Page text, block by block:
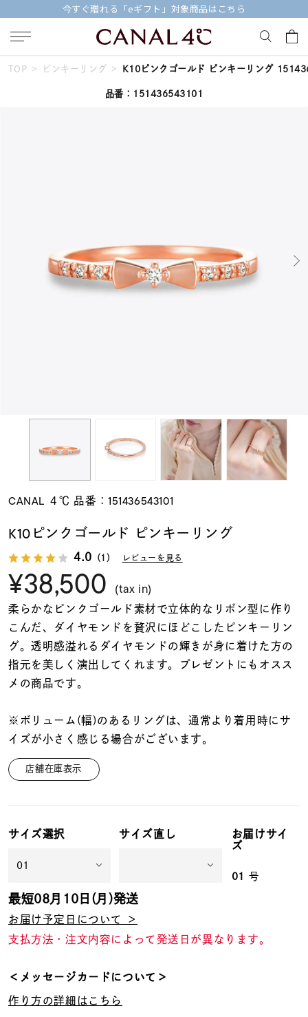
今すぐ贈れる「eギフト」対象商品はこちら
キーワードで検索する
カテゴリー すべてのピンキーリング
ファッションテイス
ト
着用シーン
コレクション
リングサイズ
～
メンズ
在庫 在庫ありのみ
TOP ピンキーリング K10ピンクゴールド ピンキーリング
品番：151436543101
CANAL ４℃ 品番：151436543101
K10ピンクゴールド ピンキーリング
4.0 （1） レビューを見る
¥38,500 (tax in)
柔らかなピンクゴールド素材で立体的なリボン型に作り
こんだ、ダイヤモンドを贅沢にほどこしたピンキーリン
グ。透明感溢れるダイヤモンドの輝きが身に着けた方の
指元を美しく演出してくれます。プレゼントにもオスス
メの商品です。
※ボリューム(幅)のあるリングは、通常より着用時にサ
イズが小さく感じる場合がございます。
店舗在庫表示
サイズ選択 サイズ直し
お届けサイ
ズ
01 号
最短08月10日(月)発送
お届け予定日について ＞
支払方法・注文内容によって発送日が異なります。
＜メッセージカードについて＞
作り方の詳細はこちら